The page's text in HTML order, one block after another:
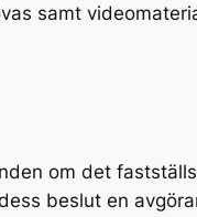
samt
om det
beslut en